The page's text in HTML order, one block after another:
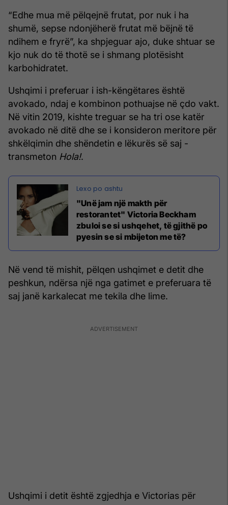
“Edhe mua më pëlqejnë frutat, por nuk i ha
shumë, sepse ndonjëherë frutat më bëjnë të
ndihem e fryrë”, ka shpjeguar ajo, duke shtuar se
kjo nuk do të thotë se i shmang plotësisht
karbohidratet.
Ushqimi i preferuar i ish-këngëtares është
avokado, ndaj e kombinon pothuajse në çdo vakt.
Në vitin 2019, kishte treguar se ha tri ose katër
avokado në ditë dhe se i konsideron meritore për
shkëlqimin dhe shëndetin e lëkurës së saj -
transmeton Hola!.
"Unë jam një makth për
restorantet" Victoria Beckham
zbuloi se si ushqehet, të gjithë po
pyesin se si mbijeton me të?
Në vend të mishit, pëlqen ushqimet e detit dhe
peshkun, ndërsa një nga gatimet e preferuara të
saj janë karkalecat me tekila dhe lime.
Ushqimi i detit është zgjedhja e Victorias për